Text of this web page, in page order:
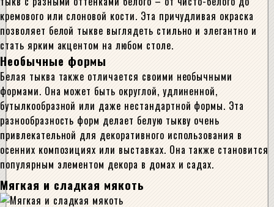
кремового или слоновой кости. Эта причудливая окраска
позволяет белой тыкве выглядеть стильно и элегантно и
стать ярким акцентом на любом столе.
Необычные формы
Белая тыква также отличается своими необычными
формами. Она может быть округлой, удлиненной,
бутылкообразной или даже нестандартной формы. Эта
разнообразность форм делает белую тыкву очень
привлекательной для декоративного использования в
осенних композициях или выставках. Она также становится
популярным элементом декора в домах и садах.
Мягкая и сладкая мякоть